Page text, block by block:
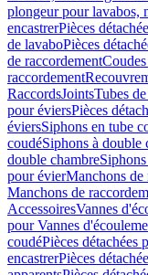
plongeur pour lavabos,
encastrerPièces
de lavaboPièces
de raccordement
raccordement
RaccordsJointsTubes
pour éviersPièces
éviersSiphons en tube
coudéSiphons à double
double chambre
pour évierManchons de
Manchons de
AccessoiresVannes
pour Vannes
coudéPièces détachées
encastrerPièces